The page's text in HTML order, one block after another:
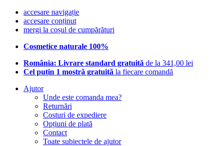
accesare navigație
accesare conținut
mergi la coșul de cumpărături
Cosmetice naturale 100%
România: Livrare standard gratuită de la 341,00 lei
Cel puțin 1 mostră gratuită la fiecare comandă
Ajutor
Unde este comanda mea?
Returnări
Costuri de expediere
Opțiuni de plată
Contact
Toate subiectele de ajutor